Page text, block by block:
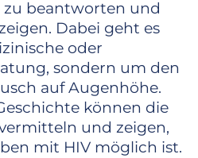
zu beantworten und
Dabei geht es
oder
sondern um den
auf Augenhöhe.
können die
und zeigen,
mit HIV möglich ist.